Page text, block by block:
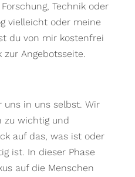
Technik oder
vielleicht oder meine
du von mir kostenfrei
Angebotsseite.
uns in uns selbst. Wir
zu wichtig und
auf das, was ist oder
ist. In dieser Phase
auf die Menschen